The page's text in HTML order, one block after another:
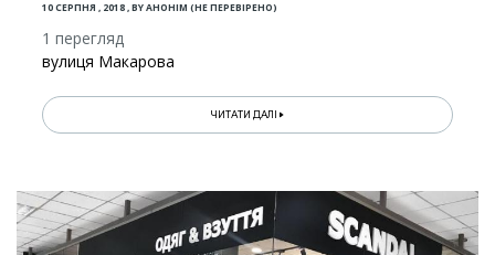
10 СЕРПНЯ , 2018,BYАНОНІМ (НЕ ПЕРЕВІРЕНО)
1 перегляд
вулиця Макарова
ЧИТАТИ ДАЛІ